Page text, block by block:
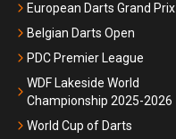
European Darts Grand Prix
Belgian Darts Open
PDC Premier League
WDF Lakeside World
Championship 2025-2026
World Cup of Darts